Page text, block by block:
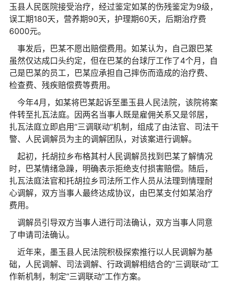
玉县人民医院接受治疗，经过鉴定如某的伤残鉴定为9级，
误工期180天，营养期90天，护理期60天，后期治疗费
6000元。
事发后，巴某不愿出赔偿费用。如某认为，自己跟巴某
虽然仅达成口头约定，但在巴某的台球厅工作了4个月，自
己是巴某的员工，巴某应承担自己摔伤而造成的治疗费、
检查费、残疾赔偿费等费用。
今年4月，如某将巴某起诉至墨玉县人民法院，该院将案
件转至扎瓦法庭。因两名当事人既是雇佣关系又是邻居，
扎瓦法庭立即启用“三调联动”机制，组成了由法官、司法干
警、人民调解员为主的调解团队，对该案进行调解。
起初，托胡拉乡布格其村人民调解员找到巴某了解情况
时，巴某情绪急躁，明确表示拒绝支付损害赔偿。随后，
扎瓦法庭法官和托胡拉乡司法所工作人员从法理到情理耐
心调解，双方当事人最终达成协议，由巴某支付如某治疗
费用。
调解员引导双方当事人进行司法确认，双方当事人同意
了申请司法确认。
近年来，墨玉县人民法院积极探索推行以人民调解为基
础，人民调解、司法调解、行政调解相结合的“三调联动”工
作新机制，制定“三调联动”工作方案。